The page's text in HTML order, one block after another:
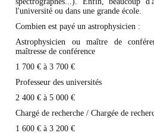
l'université ou dans une grande école.
Combien est payé un astrophysicien :
Astrophysicien ou maître de
maîtresse de conférence
1 700 € à 3 700 €
Professeur des universités
2 400 € à 5 000 €
Chargé de recherche / Chargée de
1 600 € à 3 200 €